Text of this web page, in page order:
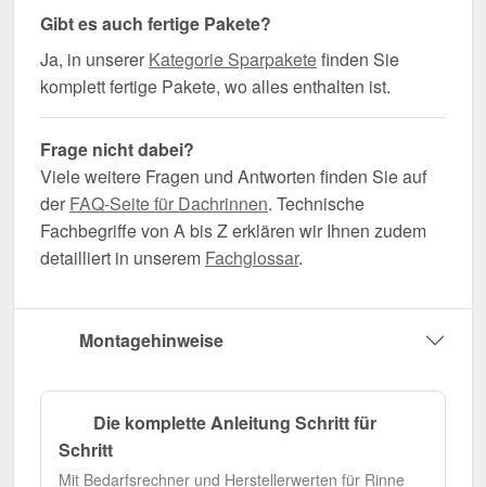
Gibt es auch fertige Pakete?
Ja, in unserer Kategorie Sparpaketefinden Sie
komplett fertige Pakete, wo alles enthalten ist.
Frage nicht dabei?
Viele weitere Fragen und Antworten finden Sie auf
der FAQ-Seite für Dachrinnen. Technische
Fachbegriffe von A bis Z erklären wir Ihnen zudem
detailliert in unserem Fachglossar.
Montagehinweise
Die komplette Anleitung Schritt für
Schritt
Mit Bedarfsrechner und Herstellerwerten für Rinne